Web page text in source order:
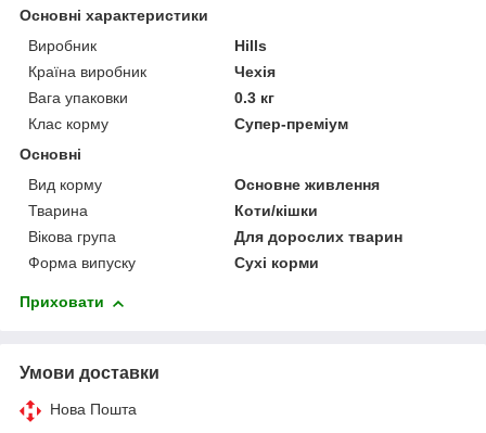
Основні характеристики
Виробник
Hills
Країна виробник
Чехія
Вага упаковки
0.3 кг
Клас корму
Супер-преміум
Основні
Вид корму
Основне живлення
Тварина
Коти/кішки
Вікова група
Для дорослих тварин
Форма випуску
Сухі корми
Приховати
Умови доставки
Нова Пошта